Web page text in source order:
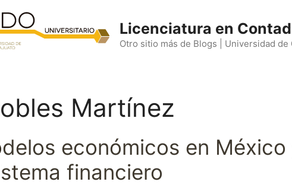
Licenciatura en
Otro sitio más de Blogs | Universidad de
Martínez
económicos en
financiero